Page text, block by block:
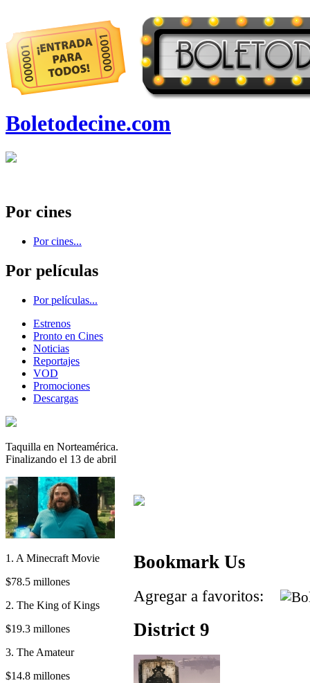
Boletodecine.com
Por cines
Por cines...
Por películas
Por películas...
Estrenos
Pronto en Cines
Noticias
Reportajes
VOD
Promociones
Descargas
Taquilla en Norteamérica.
Finalizando el 13 de abril
1. A Minecraft Movie
$78.5 millones
2. The King of Kings
$19.3 millones
3. The Amateur
$14.8 millones
Bookmark Us
Agregar a favoritos:
District 9